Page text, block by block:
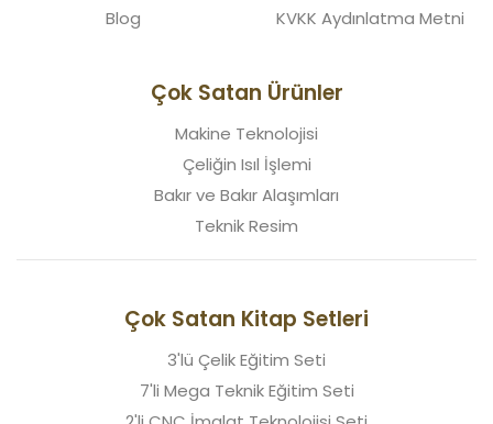
Blog
KVKK Aydınlatma Metni
Çok Satan Ürünler
Makine Teknolojisi
Çeliğin Isıl İşlemi
Bakır ve Bakır Alaşımları
Teknik Resim
Çok Satan Kitap Setleri
3'lü Çelik Eğitim Seti
7'li Mega Teknik Eğitim Seti